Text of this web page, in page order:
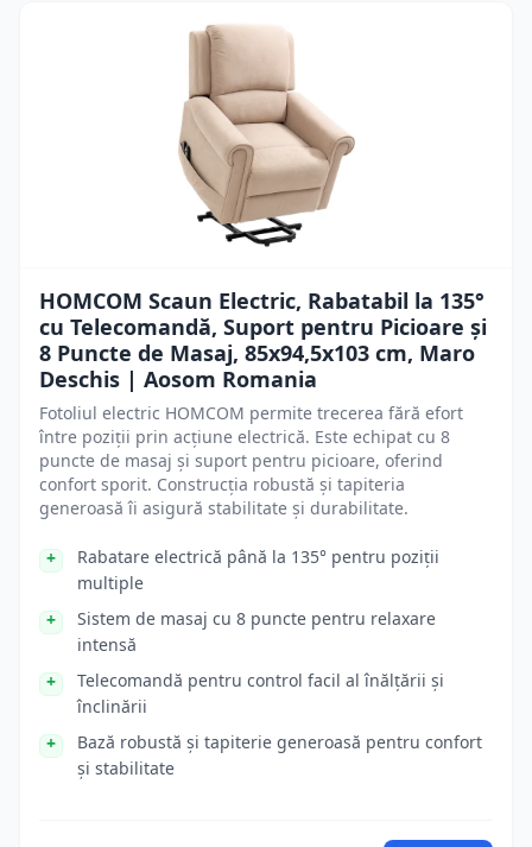
HOMCOM Scaun Electric, Rabatabil la 135°
cu Telecomandă, Suport pentru Picioare și
8 Puncte de Masaj, 85x94,5x103 cm, Maro
Deschis | Aosom Romania
Fotoliul electric HOMCOM permite trecerea fără efort
între poziții prin acțiune electrică. Este echipat cu 8
puncte de masaj și suport pentru picioare, oferind
confort sporit. Construcția robustă și tapiteria
generoasă îi asigură stabilitate și durabilitate.
Rabatare electrică până la 135° pentru poziții
multiple
Sistem de masaj cu 8 puncte pentru relaxare
intensă
Telecomandă pentru control facil al înălțării și
înclinării
Bază robustă și tapiterie generoasă pentru confort
și stabilitate